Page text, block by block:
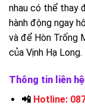
nhau có thể thay
hành động ngay
và để Hòn Trống
của Vịnh Hạ Long.
Thông tin liên
📲 Hotline: